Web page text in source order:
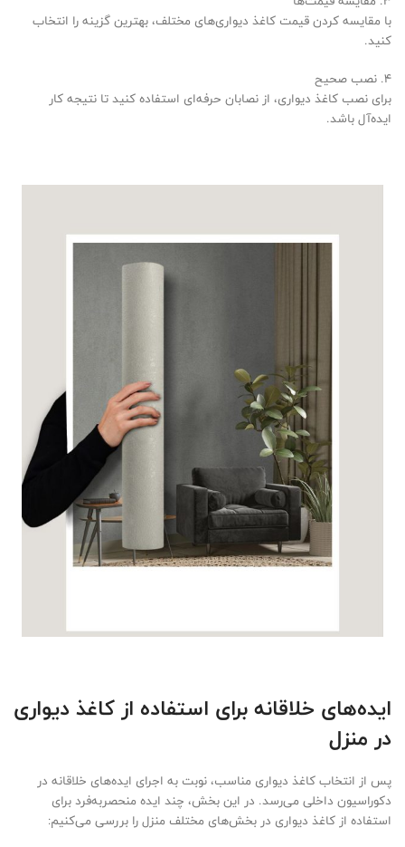
با مقایسه کردن قیمت کاغذ دیواری‌های مختلف، بهترین گزینه را انتخاب
کنید.
4. نصب صحیح
برای نصب کاغذ دیواری، از نصابان حرفه‌ای استفاده کنید تا نتیجه کار
ایده‌آل باشد.
ایده‌های خلاقانه برای استفاده از کاغذ دیواری
در منزل
پس از انتخاب کاغذ دیواری مناسب، نوبت به اجرای ایده‌های خلاقانه در
دکوراسیون داخلی می‌رسد. در این بخش، چند ایده منحصربه‌فرد برای
استفاده از کاغذ دیواری در بخش‌های مختلف منزل را بررسی می‌کنیم: